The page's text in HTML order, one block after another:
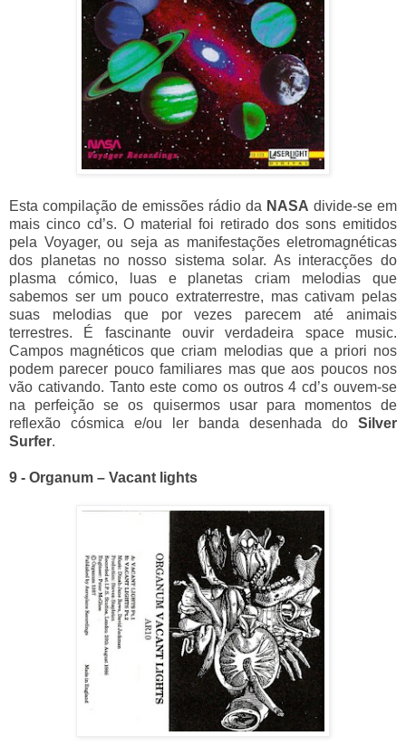
Esta compilação de emissões rádio da NASA divide-se em
mais cinco cd’s. O material foi retirado dos sons emitidos
pela Voyager, ou seja as manifestações eletromagnéticas
dos planetas no nosso sistema solar. As interacções do
plasma cómico, luas e planetas criam melodias que
sabemos ser um pouco extraterrestre, mas cativam pelas
suas melodias que por vezes parecem até animais
terrestres. É fascinante ouvir verdadeira space music.
Campos magnéticos que criam melodias que a priori nos
podem parecer pouco familiares mas que aos poucos nos
vão cativando. Tanto este como os outros 4 cd’s ouvem-se
na perfeição se os quisermos usar para momentos de
reflexão cósmica e/ou ler banda desenhada do Silver
Surfer.
9 - Organum – Vacant lights